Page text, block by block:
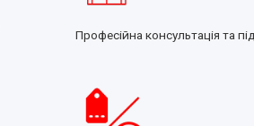
Професійна консультація та